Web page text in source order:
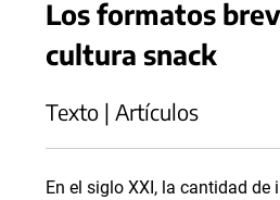
Los formatos
cultura snack
Texto | Artículos
En el siglo XXI, la cantidad